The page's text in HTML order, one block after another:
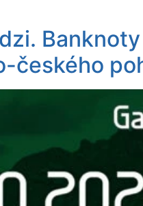
českého